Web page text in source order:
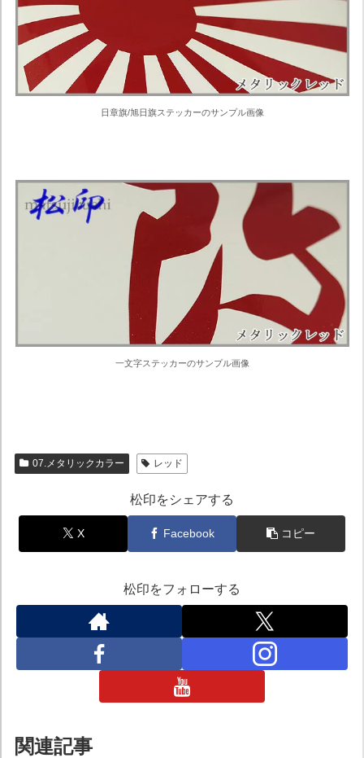
日章旗/旭日旗ステッカーのサンプル画像
一文字ステッカーのサンプル画像
07.メタリックカラー レッド
松印をシェアする
X Facebook コピー
松印をフォローする
関連記事